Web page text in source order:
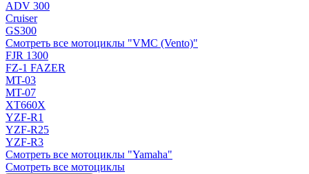
ADV 300
Cruiser
GS300
Смотреть все мотоциклы "VMC (Vento)"
FJR 1300
FZ-1 FAZER
MT-03
MT-07
XT660X
YZF-R1
YZF-R25
YZF-R3
Смотреть все мотоциклы "Yamaha"
Смотреть все мотоциклы